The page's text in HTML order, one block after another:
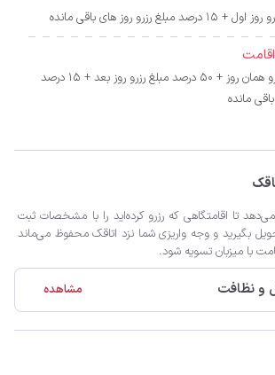
100 درصد مبلغ رزرو همان روز + 50 درصد مبلغ رزرو روز بعد + 15 درصد
مانده
تا اقامتگاهی که رزرو کرده‌اید را با مشخصات ثبت
بگیرید و وجه واریزی شما نزد اتاقک محفوظ می‌ماند
با میزبان تسویه شود.
و نظافت مشاهده